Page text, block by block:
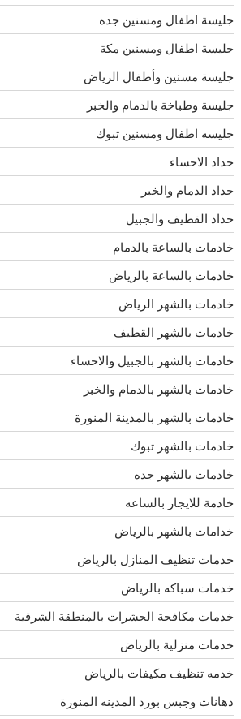
جليسة اطفال ومسنين جده
جليسة اطفال ومسنين مكة
جليسة مسنين وأطفال الرياض
جليسة وطباخة بالدمام والخبر
جليسه اطفال ومسنين تبوك
حداد الاحساء
حداد الدمام والخبر
حداد القطيف والجبيل
خادمات بالساعة بالدمام
خادمات بالساعة بالرياض
خادمات بالشهر الرياض
خادمات بالشهر القطيف
خادمات بالشهر بالجبيل والاحساء
خادمات بالشهر بالدمام والخبر
خادمات بالشهر بالمدينة المنورة
خادمات بالشهر تبوك
خادمات بالشهر جده
خادمة للايجار بالساعه
خدامات بالشهر بالرياض
خدمات تنظيف المنازل بالرياض
خدمات سباكه بالرياض
خدمات مكافحة الحشرات بالمنطقة الشرقية
خدمات منزلية بالرياض
خدمه تنظيف مكيفات بالرياض
دهانات وجبس بورد المدينه المنورة